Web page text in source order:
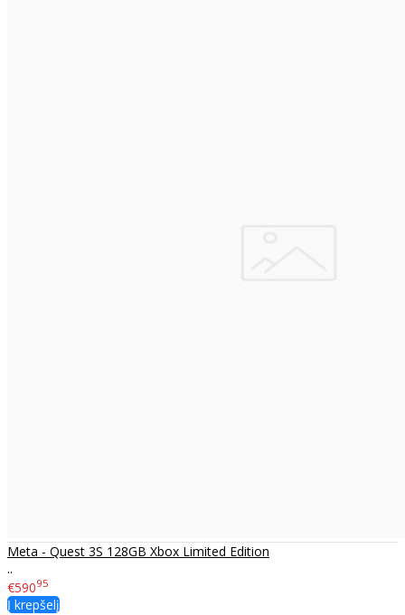
Meta - Quest 3S 128GB Xbox Limited Edition
..
€59095
Į krepšelį